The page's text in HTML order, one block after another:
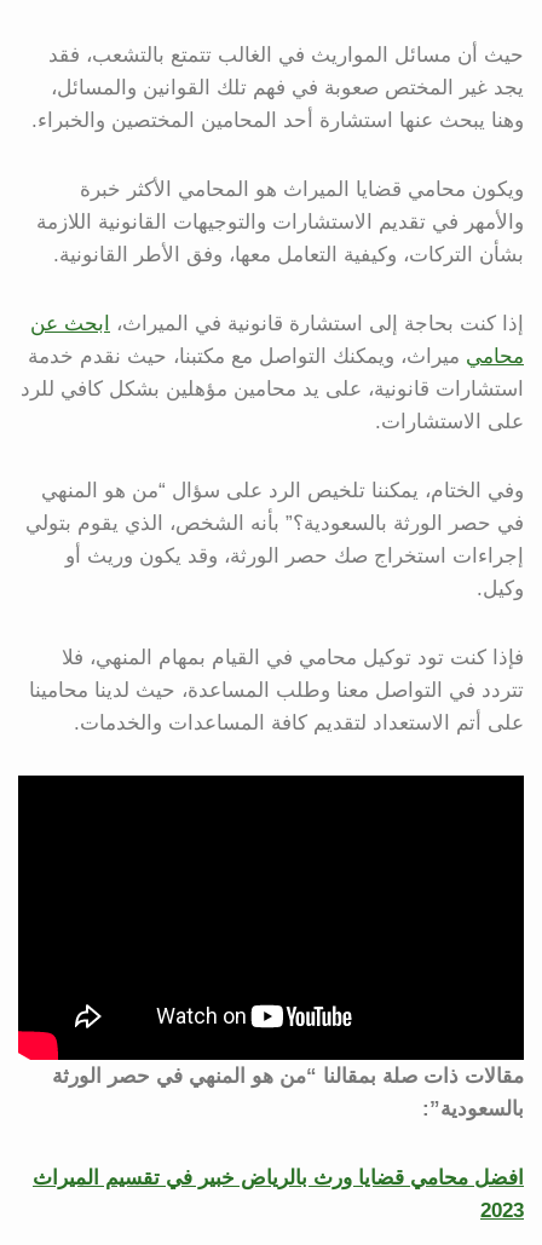
حيث أن مسائل المواريث في الغالب تتمتع بالتشعب، فقد
يجد غير المختص صعوبة في فهم تلك القوانين والمسائل،
وهنا يبحث عنها استشارة أحد المحامين المختصين والخبراء.
ويكون محامي قضايا الميراث هو المحامي الأكثر خبرة
والأمهر في تقديم الاستشارات والتوجيهات القانونية اللازمة
بشأن التركات، وكيفية التعامل معها، وفق الأطر القانونية.
إذا كنت بحاجة إلى استشارة قانونية في الميراث،
ابحث عن
محامي ميراث، ويمكنك التواصل مع مكتبنا، حيث نقدم خدمة
استشارات قانونية، على يد محامين مؤهلين بشكل كافي للرد
على الاستشارات.
وفي الختام، يمكننا تلخيص الرد على سؤال “من هو المنهي
في حصر الورثة بالسعودية؟” بأنه الشخص، الذي يقوم بتولي
إجراءات استخراج صك حصر الورثة، وقد يكون وريث أو
وكيل.
فإذا كنت تود توكيل محامي في القيام بمهام المنهي، فلا
تتردد في التواصل معنا وطلب المساعدة، حيث لدينا محامينا
على أتم الاستعداد لتقديم كافة المساعدات والخدمات.
مقالات ذات صلة بمقالنا “من هو المنهي في حصر الورثة
بالسعودية”:
افضل محامي قضايا ورث بالرياض خبير في تقسيم الميراث
2023